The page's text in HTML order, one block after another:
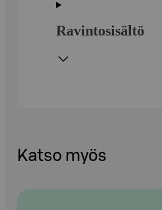
Ravintosisältö
Katso myös